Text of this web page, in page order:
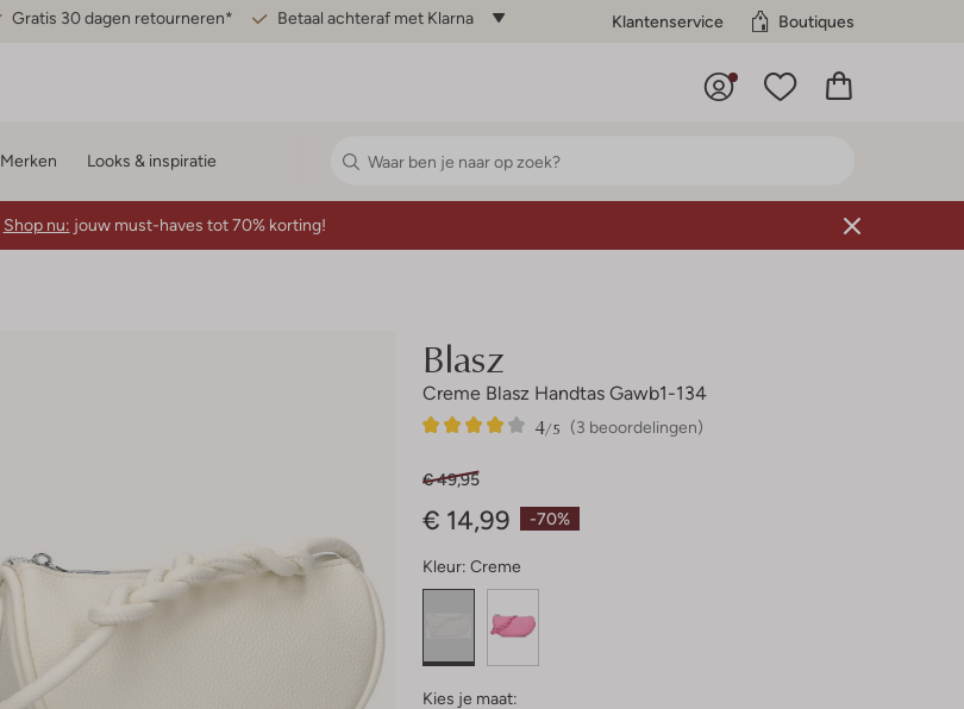
Gratis 30 dagen retourneren* Betaal achteraf met Klarna Klantenservice Boutiques
Merken Looks & inspiratie
Shop nu: jouw must-haves tot 70% korting!
Blasz
Creme Blasz Handtas Gawb1-134
(3 beoordelingen)
4/5
3
4
-70%
€ 49,95
€ 14,99
Kleur: Creme
Kies je maat: